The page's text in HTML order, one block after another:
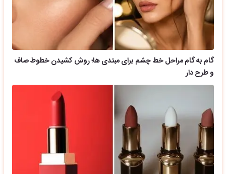
گام به گام مراحل خط چشم برای مبتدی ها؛ روش کشیدن خطوط صاف
و طرح دار